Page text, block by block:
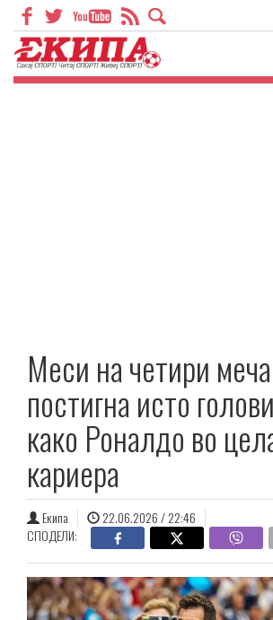
Меси на четири меча
постигна исто
како Роналдо во
кариера
Екипа
22.06.2026 / 22:46
СПОДЕЛИ: